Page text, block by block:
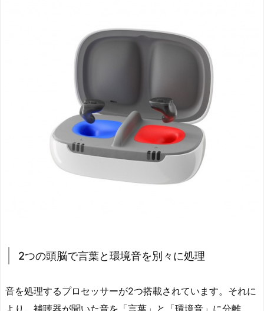
2つの頭脳で言葉と環境音を別々に処理
音を処理するプロセッサーが2つ搭載されています。それに
より、補聴器が聞いた音を「言葉」と「環境音」に分離